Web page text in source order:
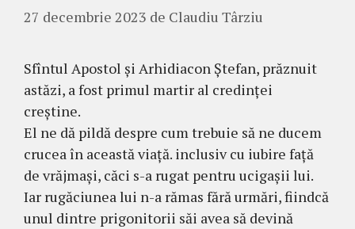
27 decembrie 2023 de Claudiu Târziu
Sfîntul Apostol şi Arhidiacon Ştefan, prăznuit
astăzi, a fost primul martir al credinței
creștine.
El ne dă pildă despre cum trebuie să ne ducem
crucea în această viață. inclusiv cu iubire față
de vrăjmași, căci s-a rugat pentru ucigașii lui.
Iar rugăciunea lui n-a rămas fără urmări, fiindcă
unul dintre prigonitorii săi avea să devină